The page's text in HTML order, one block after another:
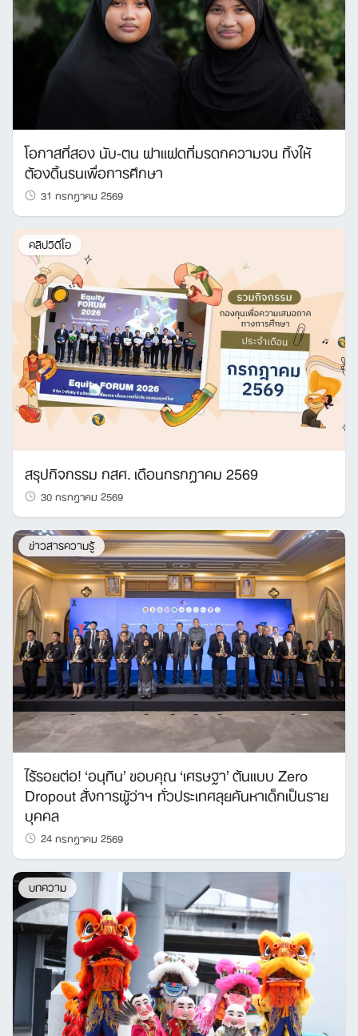
โอกาสที่สอง นับ-ตน ฝาแฝดที่มรดกความจน ทิ้งให้
ต้องดิ้นรนเพื่อการศึกษา
31 กรกฎาคม 2569
คลิปวิดีโอ
สรุปกิจกรรม กสศ. เดือนกรกฎาคม 2569
30 กรกฎาคม 2569
ข่าวสารความรู้
ไร้รอยต่อ! ‘อนุทิน’ ขอบคุณ ‘เศรษฐา’ ต้นแบบ Zero
Dropout สั่งการผู้ว่าฯ ทั่วประเทศลุยค้นหาเด็กเป็นราย
บุคคล
24 กรกฎาคม 2569
บทความ